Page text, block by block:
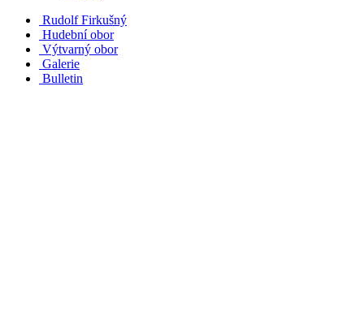
Rudolf Firkušný
Hudební obor
Výtvarný obor
Galerie
Bulletin